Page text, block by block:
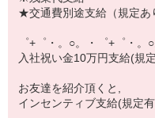
▼営業・販売
法人営業・アパレル販売
▼人気案件も多数♪
短期・期間限定・オープ
上場/優良/大手企業など
【スマホ面接実施中】
￣￣￣￣￣￣￣￣￣
広く紹介可能♪
★交通費別途支給（規定あ
゜+゜・。○。・゜+゜・。
入社祝い金10万円支給(規
お友達を紹介頂くと,
インセンティブ支給(規定